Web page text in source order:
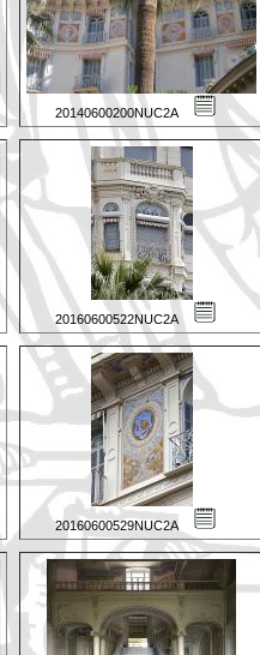
20140600200NUC2A
20160600522NUC2A
20160600529NUC2A